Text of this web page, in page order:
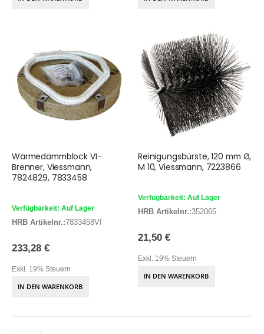
Wärmedämmblock VI-
Brenner, Viessmann,
7824829, 7833458
Verfügbarkeit: Auf Lager
HRB Artikelnr.:7833458VI
233,28 €
Exkl. 19% Steuern
IN DEN WARENKORB
Reinigungsbürste, 120 mm Ø,
M 10, Viessmann, 7223866
Verfügbarkeit: Auf Lager
HRB Artikelnr.:352065
21,50 €
Exkl. 19% Steuern
IN DEN WARENKORB